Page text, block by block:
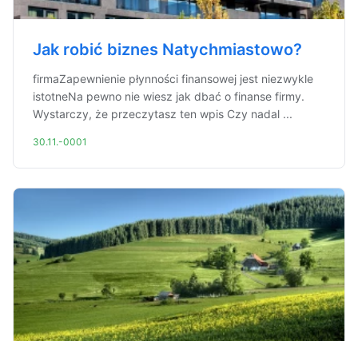
Jak robić biznes Natychmiastowo?
firmaZapewnienie płynności finansowej jest niezwykle
istotneNa pewno nie wiesz jak dbać o finanse firmy.
Wystarczy, że przeczytasz ten wpis Czy nadal ...
30.11.-0001